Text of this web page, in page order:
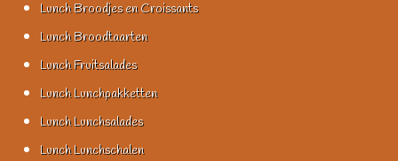
Lunch Broodjes en Croissants
Lunch Broodtaarten
Lunch Fruitsalades
Lunch Lunchpakketten
Lunch Lunchsalades
Lunch Lunchschalen